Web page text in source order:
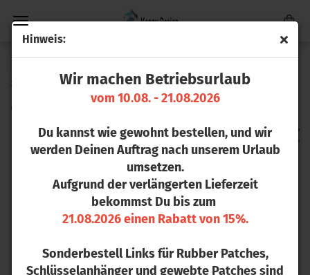
Hin­weis:
Wir machen Betriebsurlaub
vom 10.08. - 21.08.2026
Du kannst wie gewohnt bestellen, und wir
werden Deinen Auftrag nach unserem Urlaub
umsetzen.
Aufgrund der verlängerten Lieferzeit
bekommst Du bis zum
21.08.2026 einen Rabatt von 15%.
Sonderbestell Links für Rubber Patches,
Schlüsselanhänger und gewebte Patches sind
33
Artikel in dieser Kategorie
Cur­ved Clas­sic Snap­back